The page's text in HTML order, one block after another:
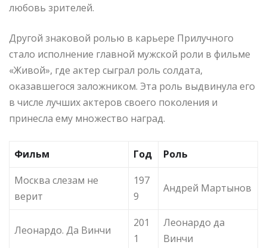
любовь зрителей.
Другой знаковой ролью в карьере Прилучного
стало исполнение главной мужской роли в фильме
«Живой», где актер сыграл роль солдата,
оказавшегося заложником. Эта роль выдвинула его
в числе лучших актеров своего поколения и
принесла ему множество наград.
Фильм Год
Роль
Москва слезам не
верит
197
9
Андрей Мартынов
Леонардо. Да Винчи
201
1
Леонардо да
Винчи